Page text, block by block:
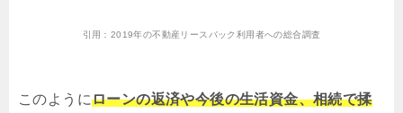
引用： 2019年の不動産リースバック利用者への総合調査
このようにローンの返済や今後の生活資金、相続で揉